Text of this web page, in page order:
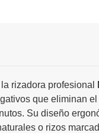
rizadora profesional
que eliminan
Su diseño
o rizos